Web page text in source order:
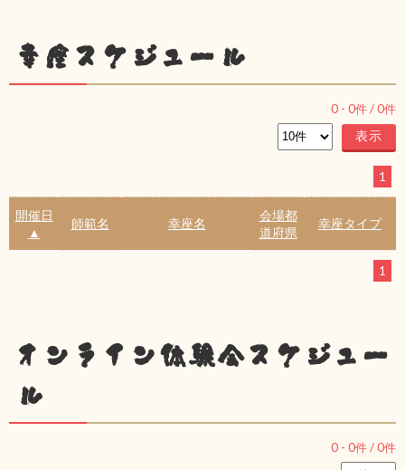
幸座スケジュール
0 - 0件 /0件
1
開催日
▲
師範名 幸座名
会場都
道府県
幸座タイプ
1
オンライン体験会スケジュー
ル
0 - 0件 /0件